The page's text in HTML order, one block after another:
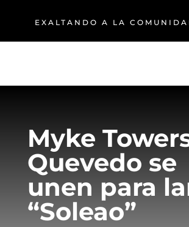
EXALTANDO A LA
Myke
Quevedo se
unen para
“Soleao”